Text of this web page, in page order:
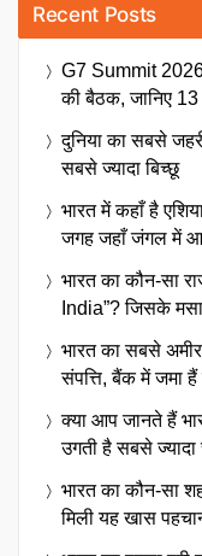
Recent Posts
G7 Summit
की बैठक, जानिए
दुनिया का सबसे
सबसे ज्यादा बिच्छू
भारत में कहाँ है
जगह जहाँ जंगल में
भारत का कौन-सा
India”? जिसके
भारत का सबसे
संपत्ति, बैंक में जमा हैं
क्या आप जानते हैं
उगती है सबसे ज्यादा
भारत का कौन-सा
मिली यह खास